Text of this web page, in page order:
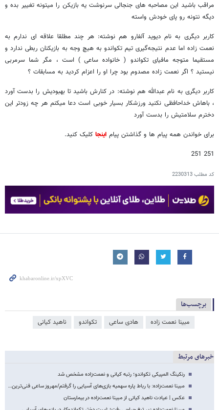
مراقب باشید این مصاحبه های جنجالی سرنوشت یه بازیکن را میتونه تغییر بده و
دیگه نتونه رو پای خودش واسته
کاربر دیگری به نام دیوید آلفارو هم نوشته: هر چند مطلقا علاقه ای ندارم به
نعمت زاده اما عدم نتیجه‌گیری تیم تکواندو به هیچ وجه به بازیکنان ربطی ندارد و
مستقیما متوجه مافیای تکواندو ( خانواده ساعی ) است ، مگر شما سرمربی
نیستید ؟ اگر نعمت زاده مصدوم بود چرا او را اعزام کردید به مسابقات ؟
کاربر دیگری به نام عبدالله هم نوشته: در کنارش باشید تا بهبودیش را بدست آورد
، باهاش خداحافظی نکنید ورزشکار بسیار خوبی است دعا میکنم هر چه زودتر این
دخترم سلامتیش را بدست آورد
برای خواندن همه پیام ها و گذاشتن پیام اینجا کلیک کنید.
251 251
کد مطلب2230313
برچسب‌ها
مبینا نعمت زاده هادی ساعی تکواندو ناهید کیانی
خبرهای مرتبط
رنکینگ المپیکی تکواندو؛ رتبه کیانی و نعمت‌زاده مشخص شد
مبینا نعمت‌زاده: با رباط پاره سهمیه بازی‌های آسیایی را گرفتم/مهروز ساعی فنی‌ترین…
عکس | عیادت ناهید کیانی از مبینا نعمت‌زاده در بیمارستان